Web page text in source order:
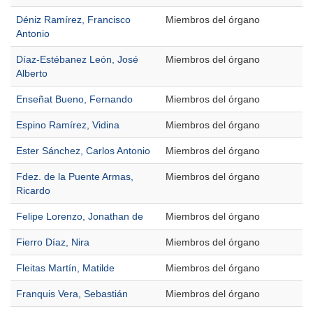
Déniz Ramírez, Francisco
Antonio
Miembros del órgano
Díaz-Estébanez León, José
Alberto
Miembros del órgano
Enseñat Bueno, Fernando Miembros del órgano
Espino Ramírez, Vidina Miembros del órgano
Ester Sánchez, Carlos Antonio Miembros del órgano
Fdez. de la Puente Armas,
Ricardo
Miembros del órgano
Felipe Lorenzo, Jonathan de Miembros del órgano
Fierro Díaz, Nira Miembros del órgano
Fleitas Martín, Matilde Miembros del órgano
Franquis Vera, Sebastián Miembros del órgano